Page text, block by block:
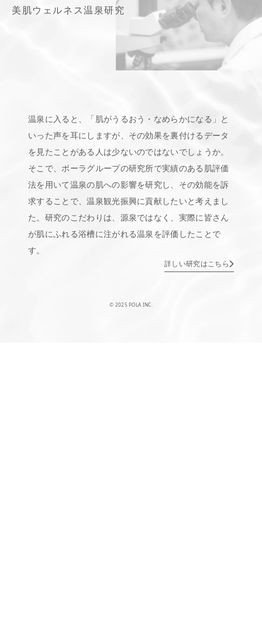
美肌ウェルネス温泉研究
温泉に入ると、「肌がうるおう・なめらかになる」と
いった声を耳にしますが、その効果を裏付けるデータ
を見たことがある人は少ないのではないでしょうか。
そこで、ポーラグループの研究所で実績のある肌評価
法を用いて温泉の肌への影響を研究し、その効能を訴
求することで、温泉観光振興に貢献したいと考えまし
た。研究のこだわりは、源泉ではなく、実際に皆さん
が肌にふれる浴槽に注がれる温泉を評価したことで
す。
詳しい研究はこちら
© 2025 POLA INC.